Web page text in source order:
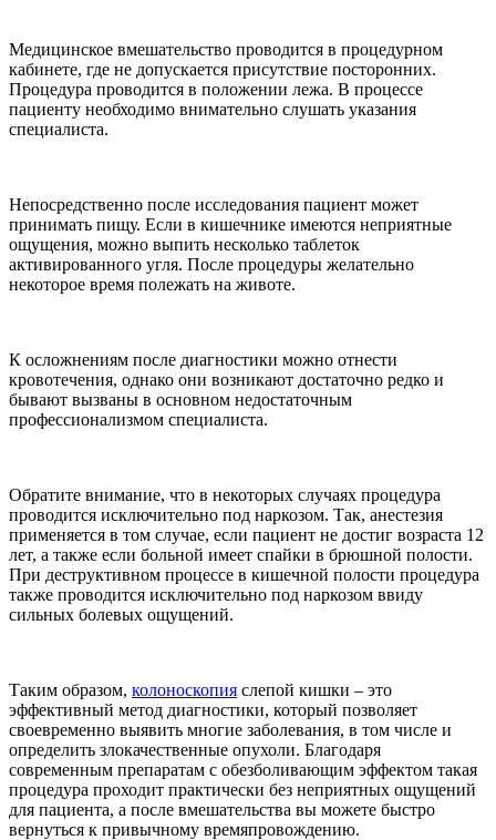
Медицинское вмешательство проводится в процедурном
кабинете, где не допускается присутствие посторонних.
Процедура проводится в положении лежа. В процессе
пациенту необходимо внимательно слушать указания
специалиста.
Непосредственно после исследования пациент может
принимать пищу. Если в кишечнике имеются неприятные
ощущения, можно выпить несколько таблеток
активированного угля. После процедуры желательно
некоторое время полежать на животе.
К осложнениям после диагностики можно отнести
кровотечения, однако они возникают достаточно редко и
бывают вызваны в основном недостаточным
профессионализмом специалиста.
Обратите внимание, что в некоторых случаях процедура
проводится исключительно под наркозом. Так, анестезия
применяется в том случае, если пациент не достиг возраста 12
лет, а также если больной имеет спайки в брюшной полости.
При деструктивном процессе в кишечной полости процедура
также проводится исключительно под наркозом ввиду
сильных болевых ощущений.
Таким образом, колоноскопия слепой кишки – это
эффективный метод диагностики, который позволяет
своевременно выявить многие заболевания, в том числе и
определить злокачественные опухоли. Благодаря
современным препаратам с обезболивающим эффектом такая
процедура проходит практически без неприятных ощущений
для пациента, а после вмешательства вы можете быстро
вернуться к привычному времяпровождению.